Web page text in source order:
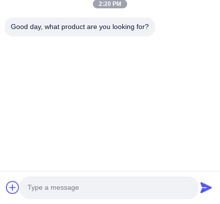
공장 투어
©2025- Shenzhen Xinhaisen Technology Limited. . 판권 소유.
2:20 PM
Good day, what product are you looking for?